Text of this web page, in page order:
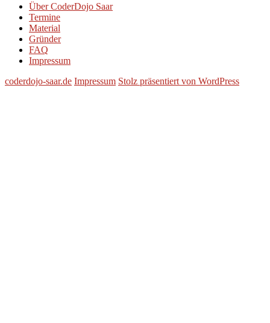
Über CoderDojo Saar
Termine
Material
Gründer
FAQ
Impressum
coderdojo-saar.de Impressum Stolz präsentiert von WordPress